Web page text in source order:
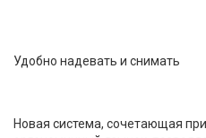
Удобно надевать и снимать
Новая система, сочетающая